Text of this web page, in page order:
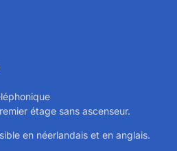
étage sans ascenseur.
en néerlandais et en anglais.